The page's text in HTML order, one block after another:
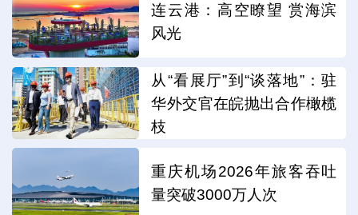
连云港：高空瞭望 赏海滨
风光
从“看展厅”到“谈落地”：驻
华外交官在皖抛出合作橄榄
枝
重庆机场2026年旅客吞吐
量突破3000万人次